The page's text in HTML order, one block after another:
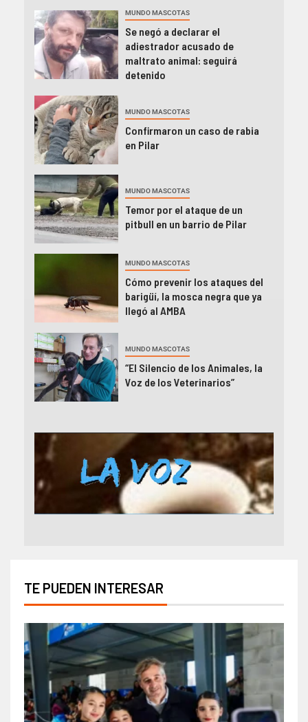
MUNDO MASCOTAS
Se negó a declarar el
adiestrador acusado de
maltrato animal: seguirá
detenido
MUNDO MASCOTAS
Confirmaron un caso de rabia
en Pilar
MUNDO MASCOTAS
Temor por el ataque de un
pitbull en un barrio de Pilar
MUNDO MASCOTAS
Cómo prevenir los ataques del
barigüí, la mosca negra que ya
llegó al AMBA
MUNDO MASCOTAS
“El Silencio de los Animales, la
Voz de los Veterinarios”
TE PUEDEN INTERESAR